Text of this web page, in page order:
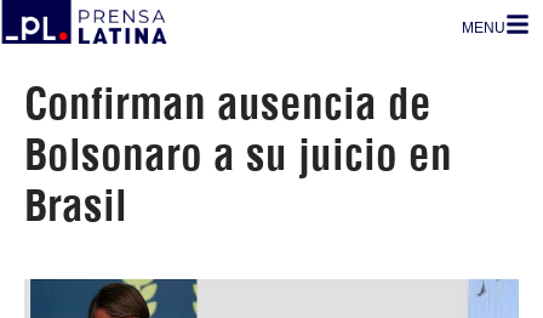
MENU
Confirman ausencia de
Bolsonaro a su juicio en
Brasil